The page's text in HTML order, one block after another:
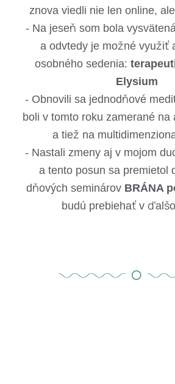
znova viedli nie len online,
- Na jeseň som bola
a odvtedy je možné využiť
osobného sedenia:
Elysium
- Obnovili sa jednodňové
boli v tomto roku zamerané na
a tiež na
- Nastali zmeny aj v mojom
a tento posun sa premietol
dňových seminárov BRÁNA
budú prebiehať v